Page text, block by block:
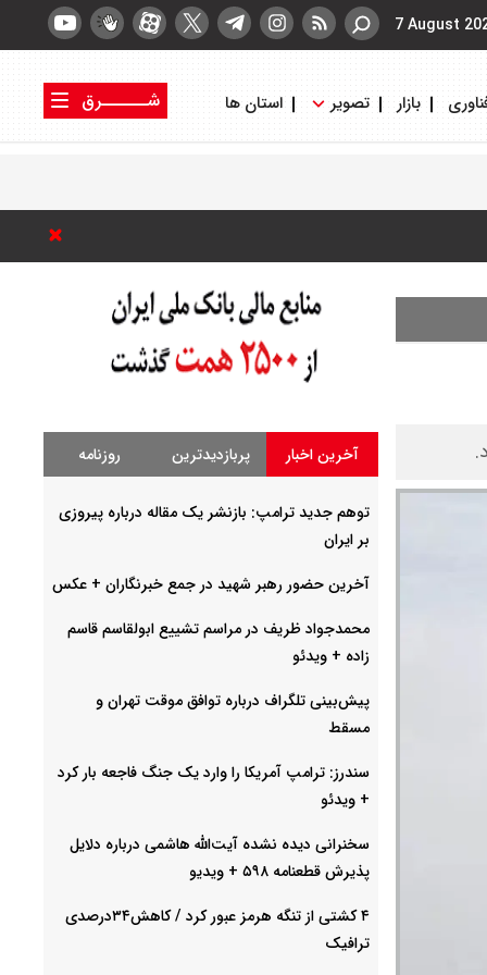
7 August
بازار تصویر استان ها
شــــــرق
آخرین اخبار پربازدیدترین روزنامه
توهم جدید ترامپ: بازنشر یک مقاله درباره پیروزی
بر ایران
آخرین حضور رهبر شهید در جمع خبرنگاران + عکس
محمدجواد ظریف در مراسم تشییع ابولقاسم قاسم
زاده + ویدئو
پیش‌بینی تلگراف درباره توافق موقت تهران و
مسقط
سندرز: ترامپ آمریکا را وارد یک جنگ فاجعه بار کرد
+ ویدئو
سخنرانی دیده نشده آیت‌الله هاشمی درباره دلایل
پذیرش قطعنامه ۵۹۸ + ویدیو
۴ کشتی از تنگه هرمز عبور کرد / کاهش۳۴درصدی
ترافیک